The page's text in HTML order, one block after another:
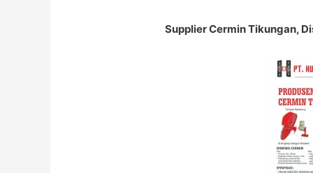
Supplier Cermin Tikungan,